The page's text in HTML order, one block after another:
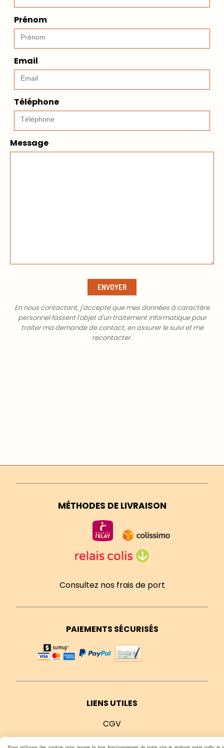
Prénom
Email
Téléphone
Message
ENVOYER
En nous contactant, j’accepte que mes données à caractère
personnel fassent l'objet d'un traitement informatique pour
traiter ma demande de contact, en assurer le suivi et me
recontacter.
MÉTHODES DE LIVRAISON
Consultez nos frais de port
PAIEMENTS SÉCURISÉS
LIENS UTILES
CGV
Mentions légales